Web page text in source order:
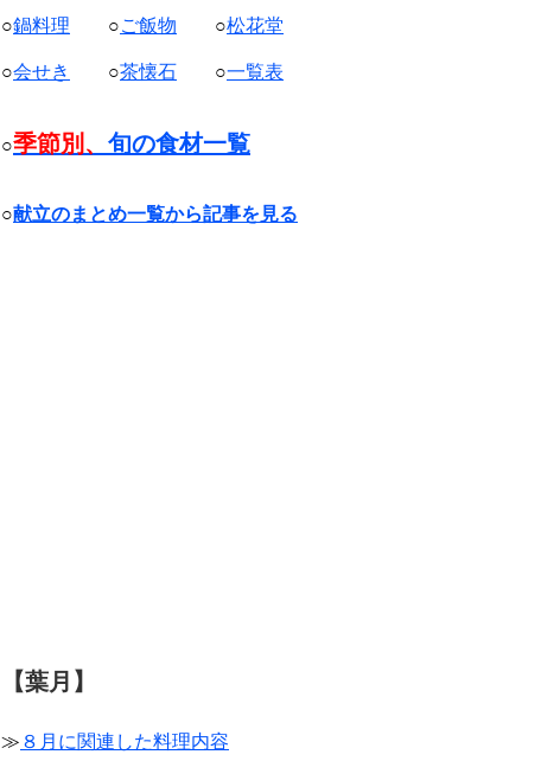
○鍋料理 ○ご飯物 ○松花堂
○会せき ○茶懐石 ○一覧表
○季節別、 旬の食材一覧
○献立のまとめ一覧から記事を見る
【葉月】
≫ ８月に関連した料理内容